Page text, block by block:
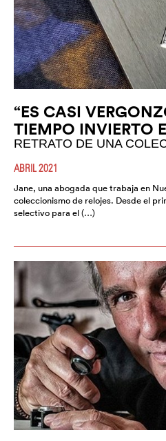
“ES CASI
TIEMPO INVIERTO
RETRATO DE UNA
ABRIL 2021
Jane, una abogada que trabaja en
coleccionismo de relojes. Desde el
selectivo para el (…)